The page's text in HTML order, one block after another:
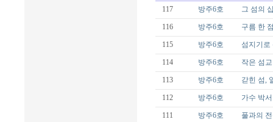
117 방주6호 그 섬의
116 방주6호 구름 한
115 방주6호 섬지기로
114 방주6호 작은 섬
113 방주6호 갇힌 섬,
112 방주6호 가수 박
111 방주6호 풀과의